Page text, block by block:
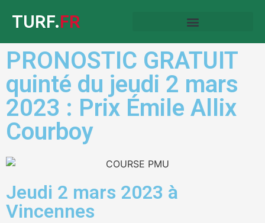
TURF.FR
PRONOSTIC GRATUIT
quinté du jeudi 2 mars
2023 : Prix Émile Allix
Courboy
Jeudi 2 mars 2023 à
Vincennes